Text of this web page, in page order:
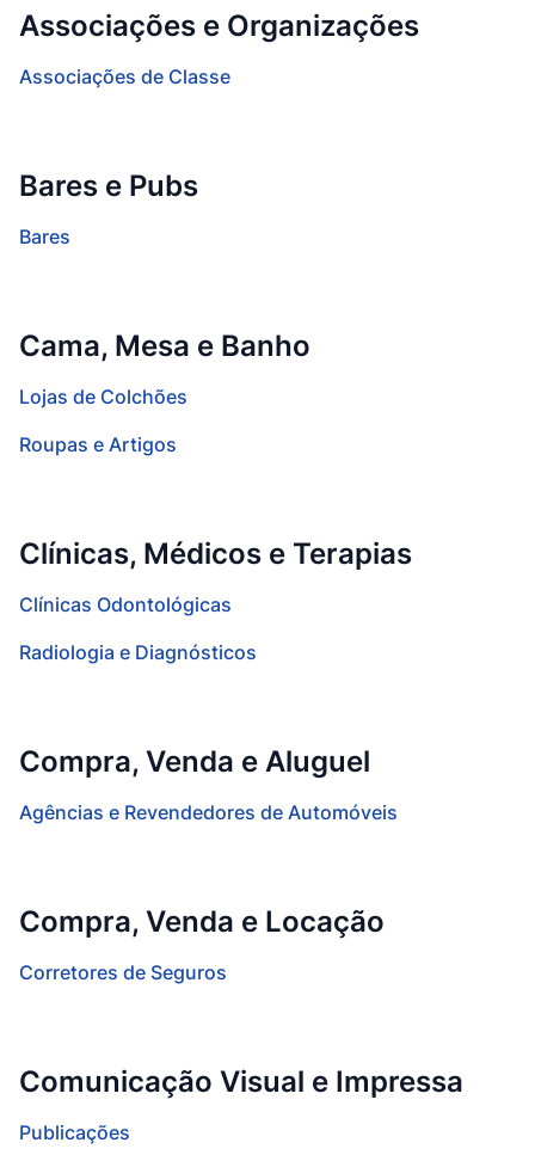
Associações e Organizações
Associações de Classe
Bares e Pubs
Bares
Cama, Mesa e Banho
Lojas de Colchões
Roupas e Artigos
Clínicas, Médicos e Terapias
Clínicas Odontológicas
Radiologia e Diagnósticos
Compra, Venda e Aluguel
Agências e Revendedores de Automóveis
Compra, Venda e Locação
Corretores de Seguros
Comunicação Visual e Impressa
Publicações